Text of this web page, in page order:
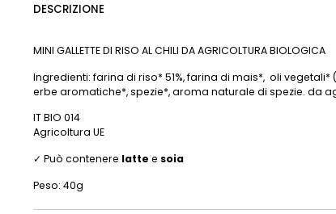
DESCRIZIONE
MINI GALLETTE DI RISO AL CHILI DA AGRICOLTURA BIOLOGICA
Ingredienti: farina di riso* 51%, farina di mais*, oli
erbe aromatiche*, spezie*, aroma naturale di spezie. da
IT BIO 014
Agricoltura UE
✓ Può contenere latte esoia
Peso: 40g